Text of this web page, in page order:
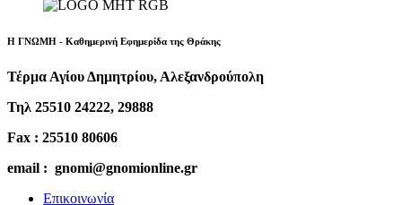
Η ΓΝΩΜΗ - Καθημερινή Εφημερίδα της Θράκης
Τέρμα Αγίου Δημητρίου, Αλεξανδρούπολη
Τηλ 25510 24222, 29888
Fax : 25510 80606
email : gnomi@gnomionline.gr
Επικοινωνία